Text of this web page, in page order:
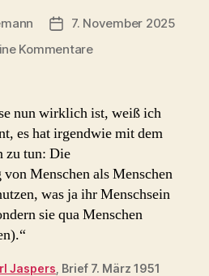
Beitragsdatum
7. November 2025
Kommentarezu
(Hannah
Arendt
nun wirklich ist, weiß ich
es hat irgendwie mit dem
zu tun: Die
Menschen als Menschen
was ja ihr Menschsein
sie qua Menschen
Jaspers , Brief 7. März 1951